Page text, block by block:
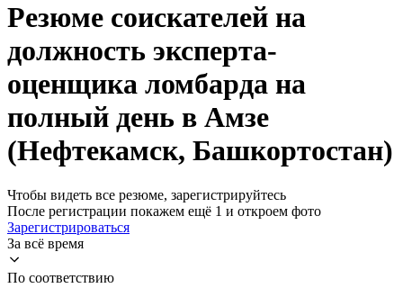
Резюме соискателей на
должность эксперта-
оценщика ломбарда на
полный день в Амзе
(Нефтекамск, Башкортостан)
Чтобы видеть все резюме, зарегистрируйтесь
После регистрации покажем ещё 1 и откроем фото
Зарегистрироваться
За всё время
По соответствию